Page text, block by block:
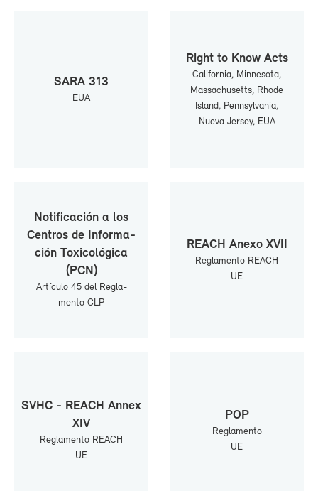
SA­RA 313
EUA
Right to Know Acts
Ca­li­for­nia, Min­ne­so­ta,
Mas­sa­chu­setts, Rho­de
Is­land, Pennsyl­va­nia,
Nue­va Jer­sey, EUA
No­ti­fi­ca­ción a los
Cen­tros de In­for­ma­
ción To­xi­co­ló­gi­ca
(PCN)
Ar­tícu­lo 45 del Re­gla­
men­to CLP
REACH Ane­xo XVII
Re­gla­men­to REACH
UE
SVHC - REACH An­nex
XIV
Re­gla­men­to REACH
UE
POP
Re­gla­men­to
UE